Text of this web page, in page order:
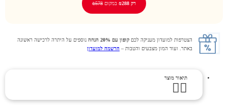
רק ₪288 במקום ₪578
הצטרפות למועדון מעניקה לכם קופון עם 20% הנחה
נוספים על היתרה לרכישה ראשונה
באתר. ועוד המון מצבעים והטבות – הרשמה למועדון
תיאור מוצר